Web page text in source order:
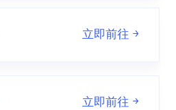
立即前往
立即前往